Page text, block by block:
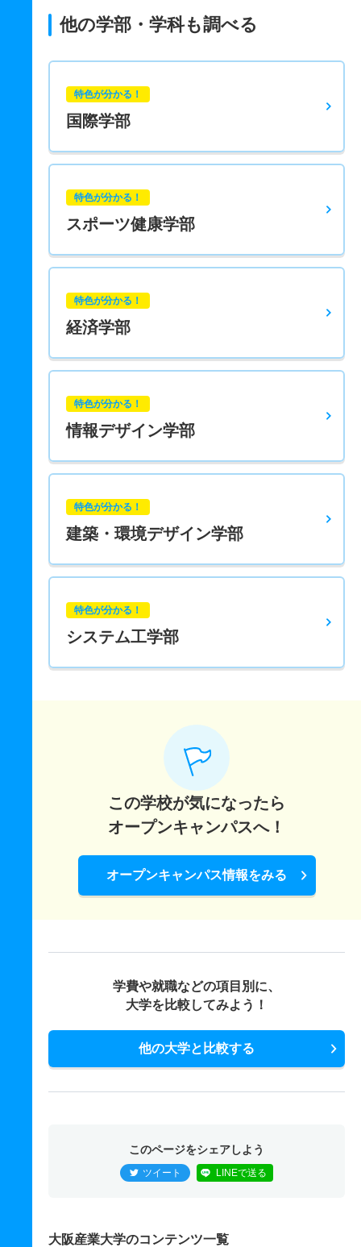
他の学部・学科も調べる
特色が分かる！
国際学部
特色が分かる！
スポーツ健康学部
特色が分かる！
経済学部
特色が分かる！
情報デザイン学部
特色が分かる！
建築・環境デザイン学部
特色が分かる！
システム工学部
この学校が気になったら
オープンキャンパスへ！
オープンキャンパス情報をみる
学費や就職などの項目別に、
大学を比較してみよう！
他の大学と比較する
このページをシェアしよう
ツイート LINEで送る
大阪産業大学のコンテンツ一覧